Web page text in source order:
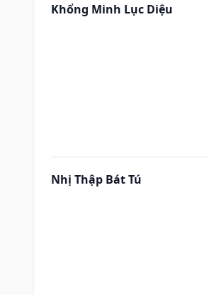
Khổng Minh Lục Diệu
Nhị Thập Bát Tú